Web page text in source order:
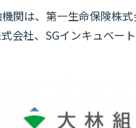
関は、第一生命保険株
会社、SGインキュベー